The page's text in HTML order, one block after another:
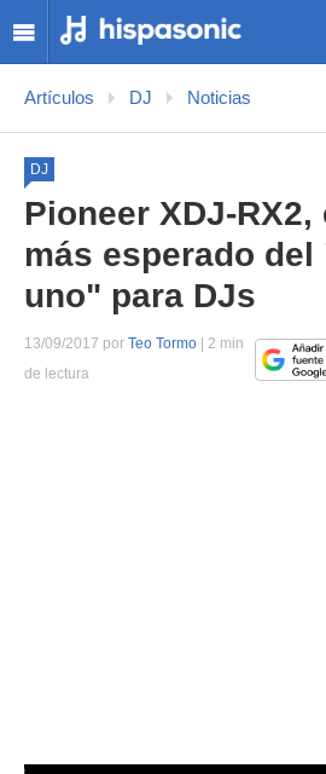
Artículos DJ Noticias
DJ
Pioneer XDJ-
más esperado del
uno" para DJs
13/09/2017 por Teo Tormo | 2 min
de lectura